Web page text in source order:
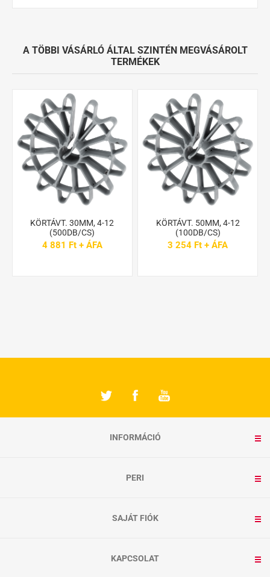
A TÖBBI VÁSÁRLÓ ÁLTAL SZINTÉN MEGVÁSÁROLT
TERMÉKEK
KÖRTÁVT. 30MM, 4-12
(500DB/CS)
4 881 Ft + ÁFA
KÖRTÁVT. 50MM, 4-12
(100DB/CS)
3 254 Ft + ÁFA
INFORMÁCIÓ
PERI
SAJÁT FIÓK
KAPCSOLAT